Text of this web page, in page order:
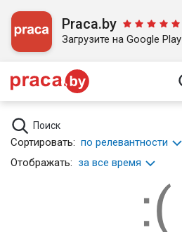
Praca.by
Загрузите на Google Play
Поиск
Сортировать: по релевантности
Отображать: за все время